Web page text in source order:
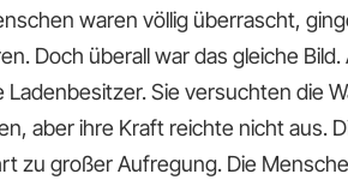
waren völlig überrascht,
Doch überall war das gleiche
Sie versuchten die
aber ihre Kraft reichte nicht aus.
zu großer Aufregung. Die